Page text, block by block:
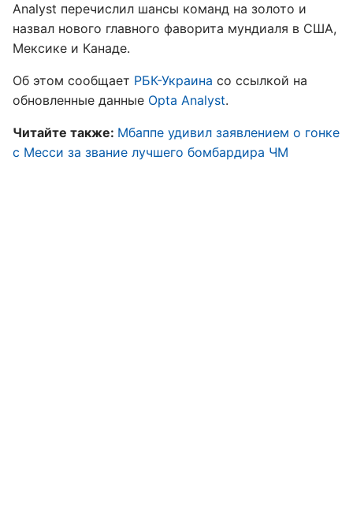
Analyst перечислил шансы команд на золото и
назвал нового главного фаворита мундиаля в США,
Мексике и Канаде.
Об этом сообщает РБК-Украина со ссылкой на
обновленные данные Opta Analyst.
Читайте также: Мбаппе удивил заявлением о гонке
с Месси за звание лучшего бомбардира ЧМ